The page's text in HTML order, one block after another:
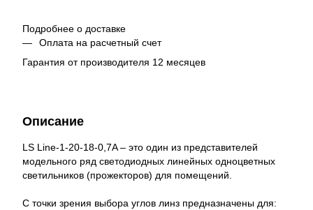
Подробнее о доставке
Оплата на расчетный счет
Гарантия от производителя 12 месяцев
Описание
LS Line-1-20-18-0,7A – это один из представителей
модельного ряд светодиодных линейных одноцветных
светильников (прожекторов) для помещений.
С точки зрения выбора углов линз предназначены для: